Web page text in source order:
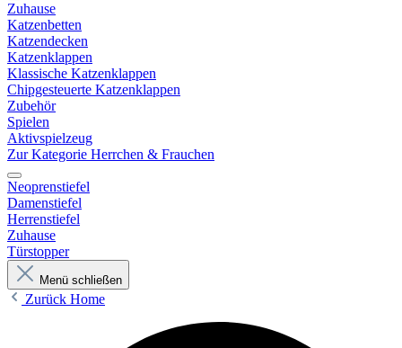
Zuhause
Katzenbetten
Katzendecken
Katzenklappen
Klassische Katzenklappen
Chipgesteuerte Katzenklappen
Zubehör
Spielen
Aktivspielzeug
Zur Kategorie Herrchen & Frauchen
Neoprenstiefel
Damenstiefel
Herrenstiefel
Zuhause
Türstopper
Menü schließen
Zurück Home